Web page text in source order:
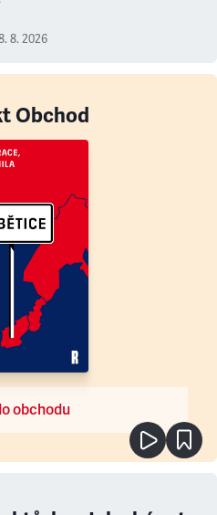
8. 2026
Obchod
obchodu